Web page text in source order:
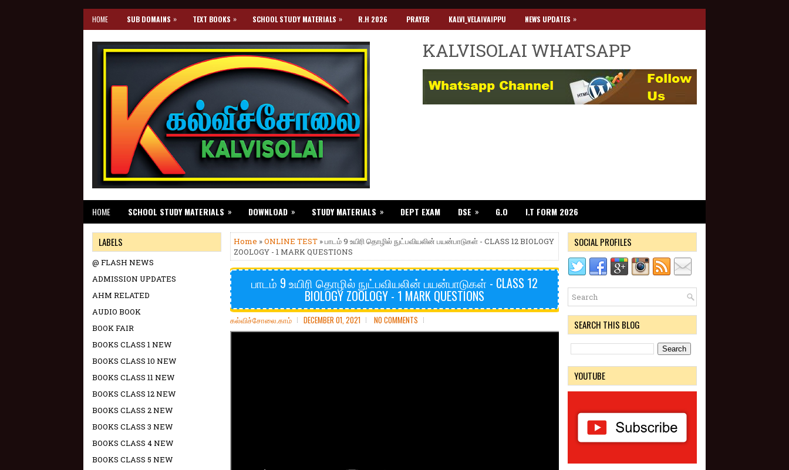
HOME SUB DOMAINS » TEXT BOOKS » SCHOOL STUDY MATERIALS » R.H 2026 PRAYER KALVI_VELAIVAIPPU NEWS UPDATES »
KALVISOLAI WHATSAPP
HOME SCHOOL STUDY MATERIALS » DOWNLOAD » STUDY MATERIALS » DEPT EXAM DSE » G.O I.T FORM 2026
Home »ONLINE TEST » பாடம் 9 உயிரி தொழில் நுட்பவியலின் பயன்பாடுகள் - CLASS 12 BIOLOGY
ZOOLOGY - 1 MARK QUESTIONS
பாடம் 9 உயிரி தொழில் நுட்பவியலின் பயன்பாடுகள் - CLASS 12
BIOLOGY ZOOLOGY - 1 MARK QUESTIONS
கல்விச்சோலை.காம் DECEMBER 01, 2021 NO COMMENTS
LABELS
@ FLASH NEWS
ADMISSION UPDATES
AHM RELATED
AUDIO BOOK
BOOK FAIR
BOOKS CLASS 1 NEW
BOOKS CLASS 10 NEW
BOOKS CLASS 11 NEW
BOOKS CLASS 12 NEW
BOOKS CLASS 2 NEW
BOOKS CLASS 3 NEW
BOOKS CLASS 4 NEW
BOOKS CLASS 5 NEW
SOCIAL PROFILES
SEARCH THIS BLOG
YOUTUBE